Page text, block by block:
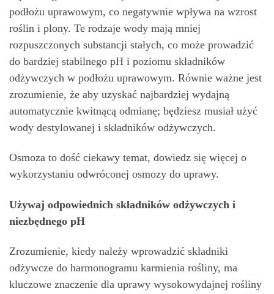
podłożu uprawowym, co negatywnie wpływa na wzrost
roślin i plony. Te rodzaje wody mają mniej
rozpuszczonych substancji stałych, co może prowadzić
do bardziej stabilnego pH i poziomu składników
odżywczych w podłożu uprawowym. Równie ważne jest
zrozumienie, że aby uzyskać najbardziej wydajną
automatycznie kwitnącą odmianę; będziesz musiał użyć
wody destylowanej i składników odżywczych.
Osmoza to dość ciekawy temat, dowiedz się więcej o
wykorzystaniu odwróconej osmozy do uprawy.
Używaj odpowiednich składników odżywczych i
niezbędnego pH
Zrozumienie, kiedy należy wprowadzić składniki
odżywcze do harmonogramu karmienia rośliny, ma
kluczowe znaczenie dla uprawy wysokowydajnej rośliny